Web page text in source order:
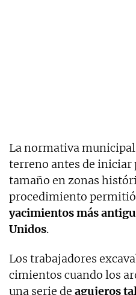
La normativa
terreno antes de iniciar
tamaño en zonas
procedimiento
yacimientos más
Unidos.
Los trabajadores
cimientos cuando los
una serie de agujeros